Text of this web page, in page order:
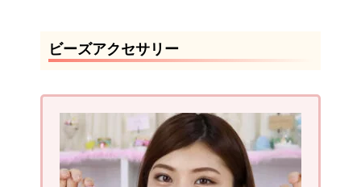
ビーズアクセサリー